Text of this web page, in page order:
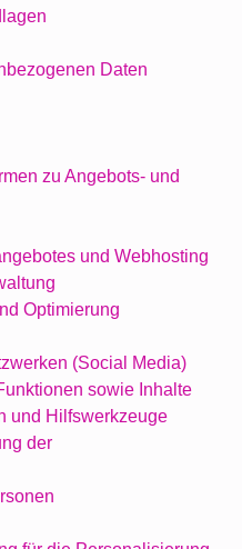
Daten
zu Angebots- und
und Webhosting
Optimierung
(Social Media)
sowie Inhalte
und Hilfswerkzeuge
der